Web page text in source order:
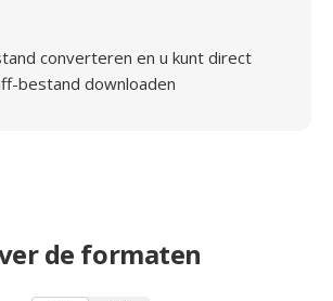
converteren en u kunt direct
bestand downloaden
de formaten